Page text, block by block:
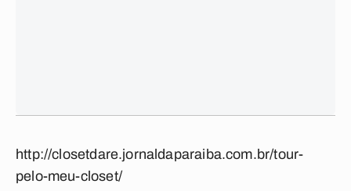
http://closetdare.jornaldaparaiba.com.br/tour-
pelo-meu-closet/